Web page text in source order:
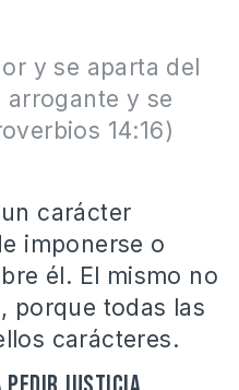
y se aparta del
arrogante y se
14:16)
carácter
imponerse o
él. El mismo no
porque todas las
carácteres.